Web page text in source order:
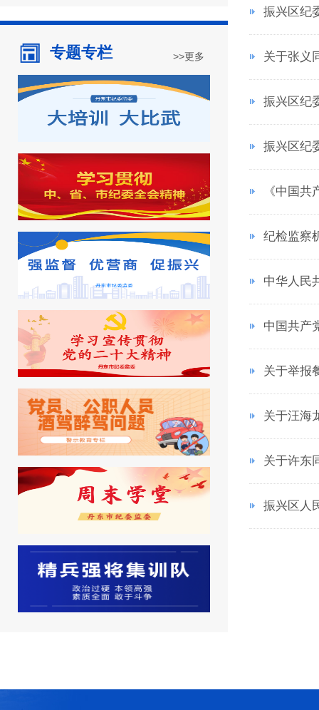
专题专栏 >>更多
振兴区纪
关于张义
振兴区纪
振兴区纪
《中国
纪检监察
中华人民
中国共产
关于举报
关于汪海
关于许东
振兴区人